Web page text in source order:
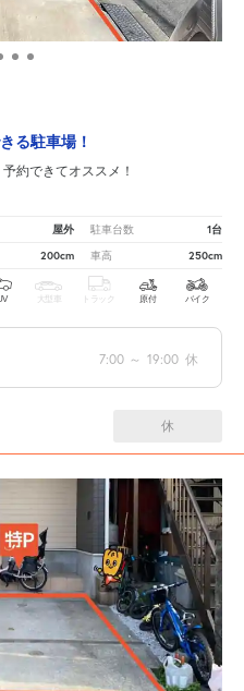
る駐車場！
予約できてオススメ！
屋外 駐車台数 1台
200cm 車高 250cm
大型車 トラック 原付 バイク
7:00 ～ 19:00 休
休